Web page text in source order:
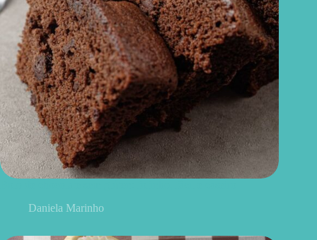
Daniela Marinho